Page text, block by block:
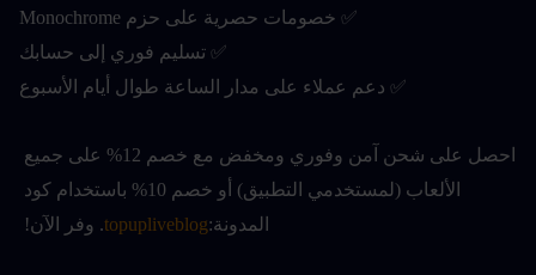
✅ خصومات حصرية على حزم Monochrome
✅ تسليم فوري إلى حسابك
✅ دعم عملاء على مدار الساعة طوال أيام الأسبوع
المدونة:topupliveblog. وفر الآن!